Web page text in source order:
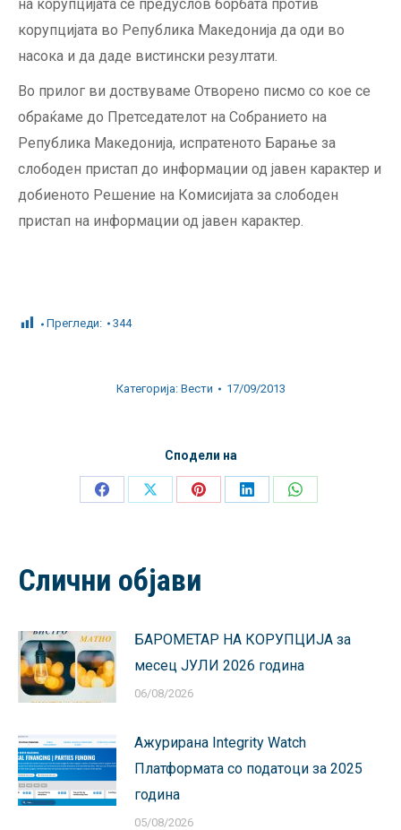
на корупцијата се предуслов борбата против
корупцијата во Република Македонија да оди во
насока и да даде вистински резултати.
Во прилог ви доствуваме Отворено писмо со кое се
обраќаме до Претседателот на Собранието на
Република Македонија, испратеното Барање за
слободен пристап до информации од јавен карактер и
добиеното Решение на Комисијата за слободен
пристап на информации од јавен карактер.
Прегледи: 344
Категорија: Вести 17/09/2013
Сподели на
Share
Share
Share
Share
Share
Слични објави
БАРОМЕТАР НА КОРУПЦИЈА за
месец ЈУЛИ 2026 година
06/08/2026
Ажурирана Integrity Watch
Платформата со податоци за 2025
година
05/08/2026